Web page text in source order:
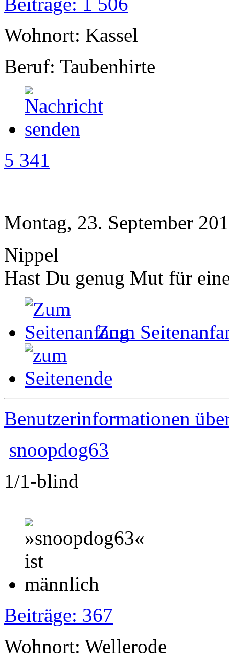
Wohnort: Kassel
Beruf: Taubenhirte
5 341
Montag, 23. September
Nippel
Hast Du genug Mut für
Zum
Benutzerinformationen
snoopdog63
1/1-blind
Beiträge: 367
Wohnort: Wellerode